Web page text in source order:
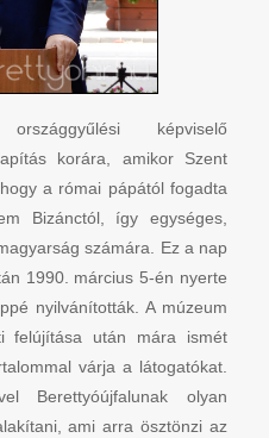
képviselő
korára, amikor Szent
a római pápától fogadta
Bizánctól, így egységes,
számára. Ez a nap
1990. március 5-én nyerte
nyilvánították. A múzeum
felújítása után mára ismét
várja a látogatókat.
Berettyóújfalunak olyan
ami arra ösztönzi az